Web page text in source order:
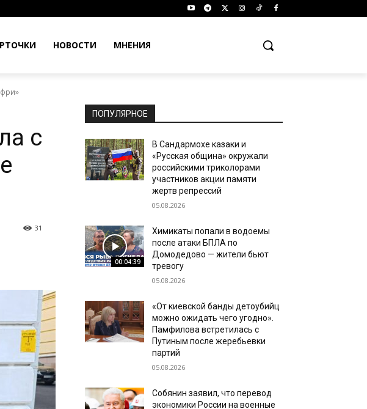
НОВОСТИ МНЕНИЯ
с
31
ПОПУЛЯРНОЕ
В Сандармохе казаки и
«Русская община» окружали
российскими триколорами
участников акции памяти
жертв репрессий
05.08.2026
00:04:39
Химикаты попали в водоемы
после атаки БПЛА по
Домодедово — жители бьют
тревогу
05.08.2026
«От киевской банды детоубийц
можно ожидать чего угодно».
Памфилова встретилась с
Путиным после жеребьевки
партий
05.08.2026
Собянин заявил, что перевод
экономики России на военные